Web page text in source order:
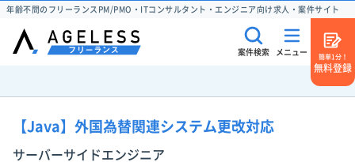
年齢不問のフリーランスPM/PMO・ITコンサルタント・エンジニア向け求人・案件サイト
案件検索 メニュー
簡単1分！
無料登録
【Java】外国為替関連システム更改対応
サーバーサイドエンジニア